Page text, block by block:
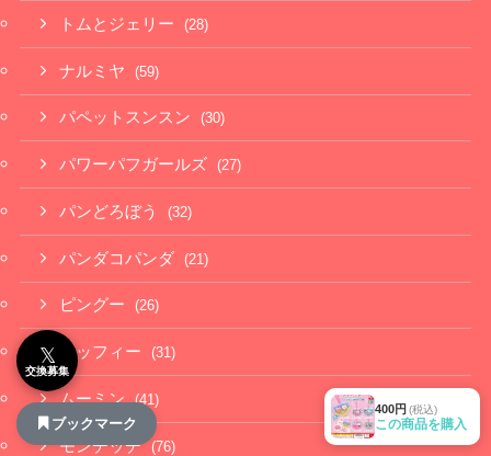
400円 (税込)
この商品を購入
トムとジェリー (28)
ナルミヤ (59)
パペットスンスン (30)
パワーパフガールズ (27)
パンどろぼう (32)
パンダコパンダ (21)
ピングー (26)
ミッフィー (31)
ムーミン (41)
モンチッチ (76)
𝕏
交換募集
ブックマーク